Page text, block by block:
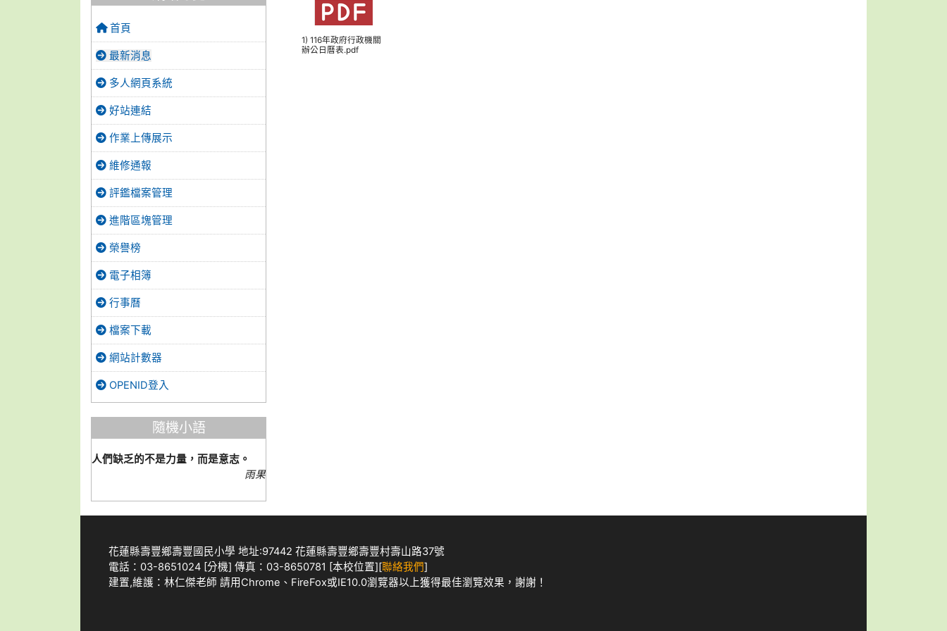
1) 116年政府行政機關
辦公日曆表.pdf
首頁
最新消息
多人網頁系統
好站連結
作業上傳展示
維修通報
評鑑檔案管理
進階區塊管理
榮譽榜
電子相簿
行事曆
檔案下載
網站計數器
OPENID登入
隨機小語
人們缺乏的不是力量，而是意志。
雨果
花蓮縣壽豐鄉壽豐國民小學 地址:97442 花蓮縣壽豐鄉壽豐村壽山路37號
電話：03-8651024 [分機] 傳真：03-8650781 [本校位置][聯絡我們]
建置,維護：林仁傑老師 請用 Chrome 、 FireFox或IE10.0瀏覽器以上獲得最佳瀏覽效果，謝謝！